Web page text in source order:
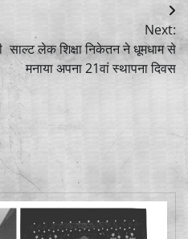
Next:
साल्ट लेक शिक्षा निकेतन ने धूमधाम से
मनाया अपना 21वां स्थापना दिवस